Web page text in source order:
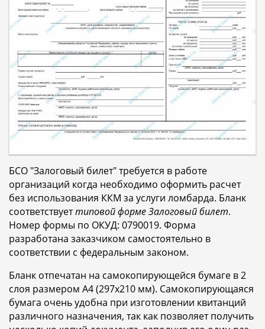
БСО "Залоговый билет" требуется в работе
организаций когда необходимо оформить расчет
без использования ККМ за услуги ломбарда. Бланк
соответствуеттиповой форме Залоговый билет.
Номер формы по ОКУД: 0790019. Форма
разработана заказчиком самостоятельно в
соответствии с федеральным законом.
Бланк отпечатан на самокопирующейся бумаге в 2
слоя размером A4 (297x210 мм). Самокопирующаяся
бумага очень удобна при изготовлении квитанций
различного назначения, так как позволяет получить